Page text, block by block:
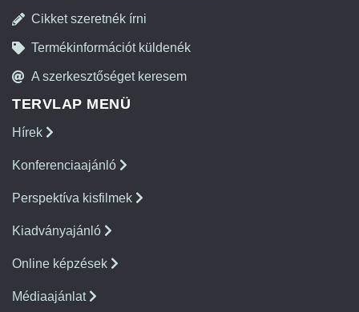
Cikket szeretnék írni
Termékinformációt küldenék
A szerkesztőséget keresem
TERVLAP MENÜ
Hírek
Konferenciaajánló
Perspektíva kisfilmek
Kiadványajánló
Online képzések
Médiaajánlat